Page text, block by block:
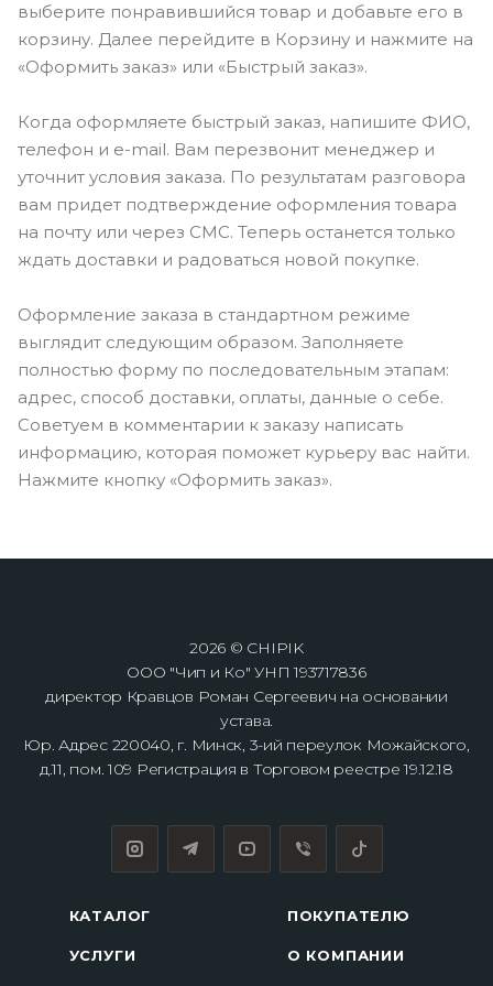
выберите понравившийся товар и добавьте его в
корзину. Далее перейдите в Корзину и нажмите на
«Оформить заказ» или «Быстрый заказ».
Когда оформляете быстрый заказ, напишите ФИО,
телефон и e-mail. Вам перезвонит менеджер и
уточнит условия заказа. По результатам разговора
вам придет подтверждение оформления товара
на почту или через СМС. Теперь останется только
ждать доставки и радоваться новой покупке.
Оформление заказа в стандартном режиме
выглядит следующим образом. Заполняете
полностью форму по последовательным этапам:
адрес, способ доставки, оплаты, данные о себе.
Советуем в комментарии к заказу написать
информацию, которая поможет курьеру вас найти.
Нажмите кнопку «Оформить заказ».
2026 © CHIPIK
ООО "Чип и Ко" УНП 193717836
директор Кравцов Роман Сергеевич на основании
устава.
Юр. Адрес 220040, г. Минск, 3-ий переулок Можайского,
д.11, пом. 109 Регистрация в Торговом реестре 19.12.18
КАТАЛОГ
УСЛУГИ
ПОКУПАТЕЛЮ
О КОМПАНИИ